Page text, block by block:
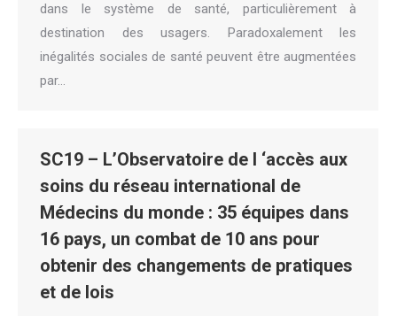
dans le système de santé, particulièrement à
destination des usagers. Paradoxalement les
inégalités sociales de santé peuvent être augmentées
par…
SC19 – L’Observatoire de l ‘accès aux
soins du réseau international de
Médecins du monde : 35 équipes dans
16 pays, un combat de 10 ans pour
obtenir des changements de pratiques
et de lois